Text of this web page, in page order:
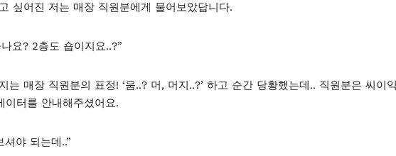
싶어진 저는 매장 직원분에게 물어보았답니다.
요? 2층도 숍이지요..?”
는 매장 직원분의 표정! ‘움..? 머, 머지..?’ 하고 순간 당황했는데.. 직원분은 씨이
이터를 안내해주셨어요.
야 되는데..”